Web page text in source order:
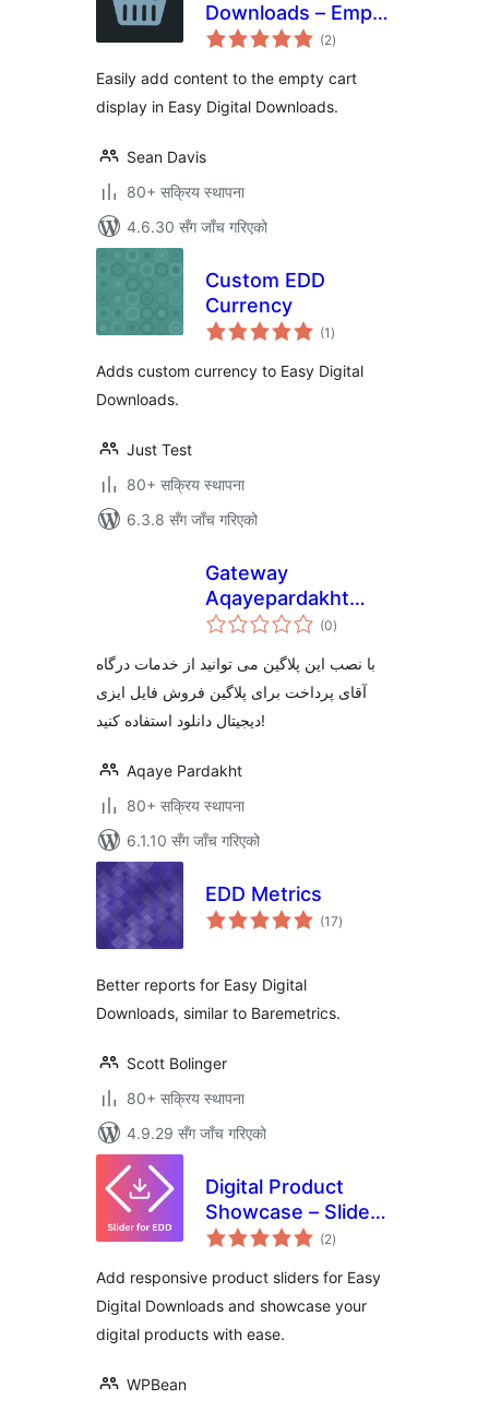
Downloads – Empty
Cart
(2कुल
रेटिङ्गहरू
)
Easily add content to the empty cart
display in Easy Digital Downloads.
Sean Davis
80+ सक्रिय स्थापना
4.6.30 सँग जाँच गरिएको
Custom EDD
Currency
(1 कुल
रेटिङ्गहरू
)
Adds custom currency to Easy Digital
Downloads.
Just Test
80+ सक्रिय स्थापना
6.3.8 सँग जाँच गरिएको
Gateway
Aqayepardakht
Easy Digital (0कुल
रेटिङ्गहरू
)
با نصب این پلاگین می توانید از خدمات درگاه
آقای پرداخت برای پلاگین فروش فایل ایزی
دیجیتال دانلود استفاده کنید!
Aqaye Pardakht
80+ सक्रिय स्थापना
6.1.10 सँग जाँच गरिएको
EDD Metrics
(17कुल
रेटिङ्गहरू
)
Better reports for Easy Digital
Downloads, similar to Baremetrics.
Scott Bolinger
80+ सक्रिय स्थापना
4.9.29 सँग जाँच गरिएको
Digital Product
Showcase – Slider
for Easy Digital
(2कुल
रेटिङ्गहरू
)
Add responsive product sliders for Easy
Digital Downloads and showcase your
digital products with ease.
WPBean